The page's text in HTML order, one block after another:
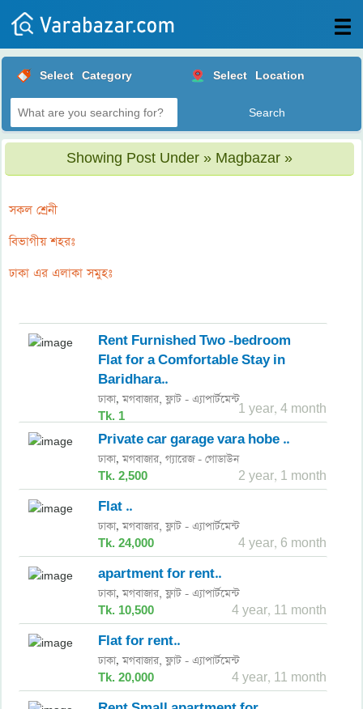
Posts
Login
Select Category Select Location
Showing Post Under » Magbazar »
সকল শ্রেনী
বিভাগীয় শহরঃ
ঢাকা এর এলাকা সমুহঃ
Rent Furnished Two -bedroom
Flat for a Comfortable Stay in
Baridhara..
ঢাকা,মগবাজার, ফ্লাট - এ্যাপার্টমেন্ট
Tk. 1 1 year, 4 month
Private car garage vara hobe ..
ঢাকা,মগবাজার, গ্যারেজ - গোডাউন
Tk. 2,500 2 year, 1 month
Flat ..
ঢাকা,মগবাজার, ফ্লাট - এ্যাপার্টমেন্ট
Tk. 24,000 4 year, 6 month
apartment for rent..
ঢাকা,মগবাজার, ফ্লাট - এ্যাপার্টমেন্ট
Tk. 10,500 4 year, 11 month
Flat for rent..
ঢাকা,মগবাজার, ফ্লাট - এ্যাপার্টমেন্ট
Tk. 20,000 4 year, 11 month